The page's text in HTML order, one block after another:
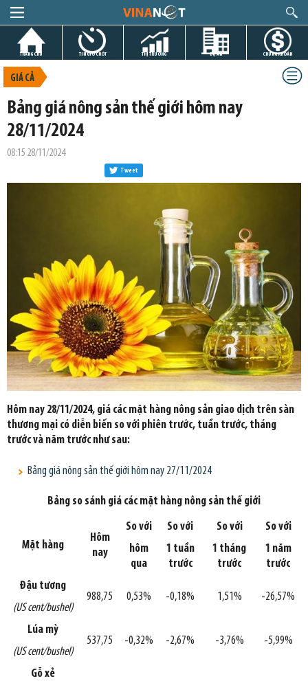
TRANG CHỦ TIN GIỜ CHÓT THỊ TRƯỜNG DỰ ÁN CHỨNG KHOÁN
GIÁ CẢ
Bảng giá nông sản thế giới hôm nay
28/11/2024
08:15 28/11/2024
Tweet
Hôm nay 28/11/2024, giá các mặt hàng nông sản giao dịch trên sàn
thương mại có diễn biến so với phiên trước, tuần trước, tháng
trước và năm trước như sau:
Bảng giá nông sản thế giới hôm nay 27/11/2024
Bảng so sánh giá các mặt hàng nông sản thế giới
Mặt hàng
Hôm
nay
So với
hôm
qua
So với
1 tuần
trước
So với
1 tháng
trước
So với
1 năm
trước
Đậu tương
(US cent/bushel)
988,75 0,53% -0,18% 1,51% -26,57%
Lúa mỳ
(US cent/bushel)
537,75 -0,32% -2,67% -3,76% -5,99%
Gỗ xẻ